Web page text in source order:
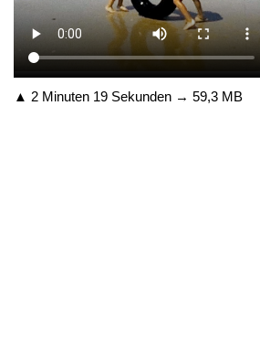
▲ 2 Minuten 19 Sekunden → 59,3 MB